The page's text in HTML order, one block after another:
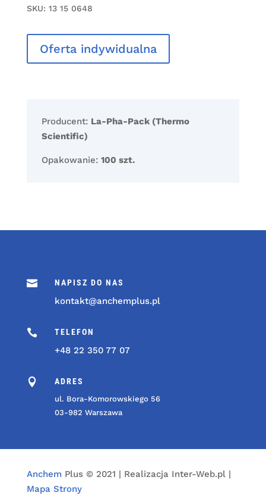
SKU: 13 15 0648
Oferta indywidualna
Producent: La-Pha-Pack (Thermo
Scientific)
Opakowanie: 100 szt.
 NAPISZ DO NAS
kontakt@anchemplus.pl
 TELEFON
+48 22 350 77 07
 ADRES
ul. Bora-Komorowskiego 56
03-982 Warszawa
Anchem Plus © 2021 | Realizacja Inter-Web.pl |
Mapa Strony